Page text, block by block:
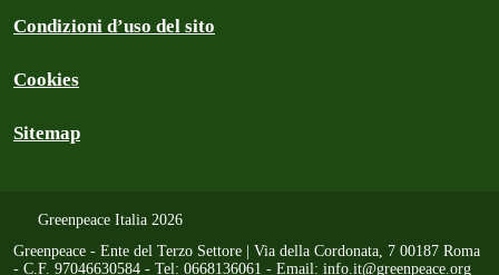
Condizioni d’uso del sito
Cookies
Sitemap
Greenpeace Italia 2026
Greenpeace - Ente del Terzo Settore | Via della Cordonata, 7 00187 Roma
- C.F. 97046630584 - Tel: 0668136061 - Email: info.it@greenpeace.org